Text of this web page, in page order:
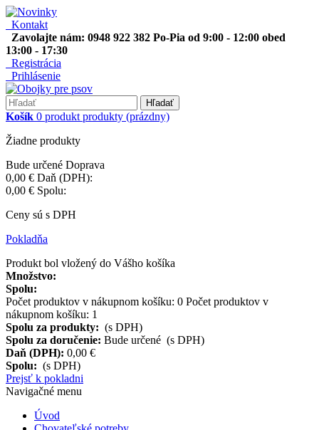
Kontakt
Zavolajte nám: 0948 922 382 Po-Pia od 9:00 - 12:00 obed
13:00 - 17:30
Registrácia
Prihlásenie
Hľadať
Košík 0 produkt produkty (prázdny)
Žiadne produkty
Bude určené Doprava
0,00 € Daň (DPH):
0,00 € Spolu:
Ceny sú s DPH
Pokladňa
Produkt bol vložený do Vášho košíka
Množstvo:
Spolu:
Počet produktov v nákupnom košíku: 0 Počet produktov v
nákupnom košíku: 1
Spolu za produkty: (s DPH)
Spolu za doručenie: Bude určené (s DPH)
Daň (DPH): 0,00 €
Spolu: (s DPH)
Prejsť k pokladni
Navigačné menu
Úvod